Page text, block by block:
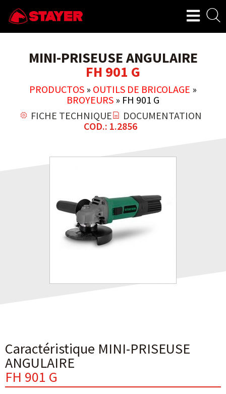
MINI-PRISEUSE ANGULAIRE
FH 901 G
PRODUCTOS » OUTILS DE BRICOLAGE »
BROYEURS » FH 901 G
FICHE TECHNIQUE
DOCUMENTATION
COD.: 1.2856
Caractéristique MINI-PRISEUSE
ANGULAIRE
FH 901 G